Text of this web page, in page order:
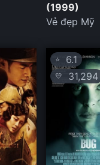
(1999)
Vẻ đẹp Mỹ
⭐ 6.1
💛 31,294